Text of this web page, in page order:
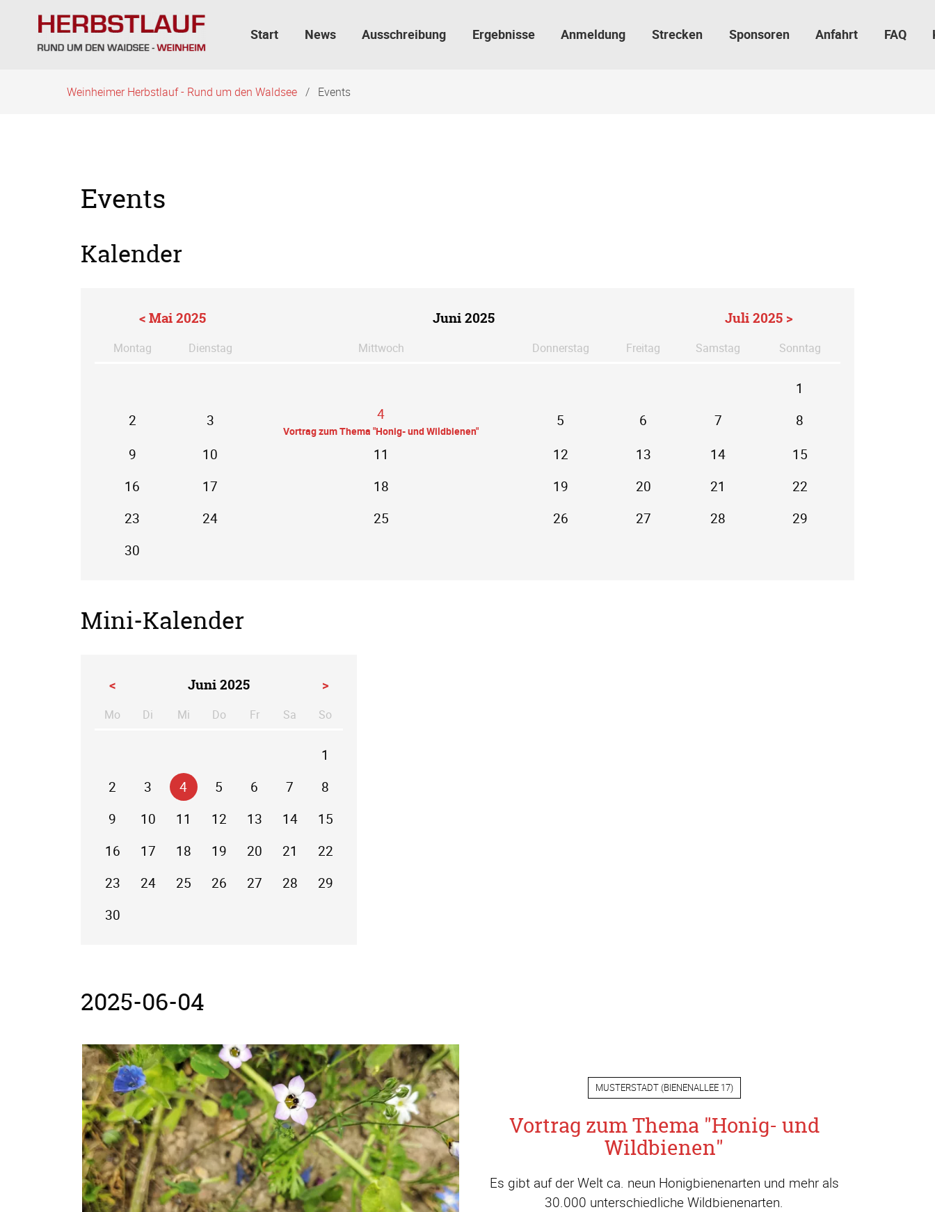
überspringen
Start News Ausschreibung Ergebnisse Anmeldung Strecken Sponsoren Anfahrt FAQ
Weinheimer Herbstlauf - Rund um den Waldsee Events
Events
Kalender
< Mai 2025 Juni 2025 Juli 2025 >
Montag Dienstag Mittwoch Donnerstag Freitag Samstag Sonntag
1
2
3 4
Vortrag zum Thema "Honig- und Wildbienen"
5 6 7
8
9
10 11 12 13 14
15
16
17 18 19 20 21
22
23
24 25 26 27 28
29
30
Mini-Kalender
< Juni 2025 >
Mo ntagDi enstag
Mi ttwoch
Do nnerstag
Fr eitagSa mstag
So
1
2
3 4 5 6 7
8
9
10 11 12 13 14
15
16
17 18 19 20 21
22
23
24 25 26 27 28
29
30
2025-06-04
MUSTERSTADT(BIENENALLEE 17)
Vortrag zum Thema "Honig- und
Wildbienen"
Es gibt auf der Welt ca. neun Honigbienenarten und mehr als
30.000 unterschiedliche Wildbienenarten.